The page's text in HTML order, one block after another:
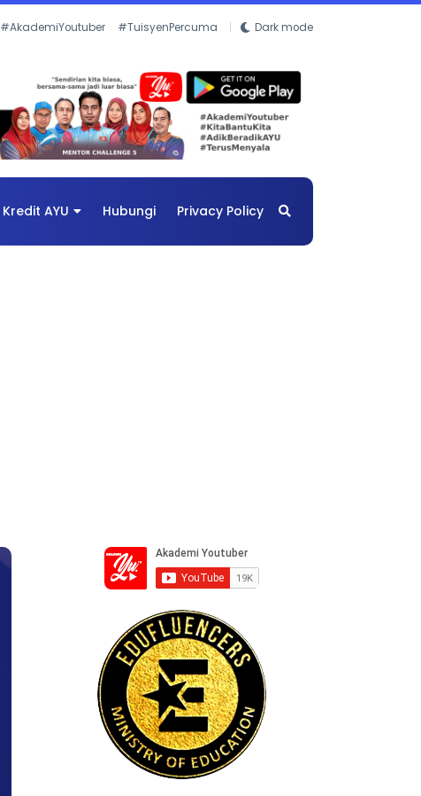
#AkademiYoutuber #TuisyenPercuma Dark mode
Kredit AYU Hubungi Privacy Policy